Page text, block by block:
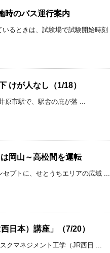
時のバス運行案内
るときは、試験場で試験開始時刻
けが人なし（1/18）
原市駅で、駅舎の庇が落 ...
岡山～高松間を運転
プトに、せとうちエリアの広域 ...
日本）講座」（7/20）
クマネジメント工学（JR西日 ...